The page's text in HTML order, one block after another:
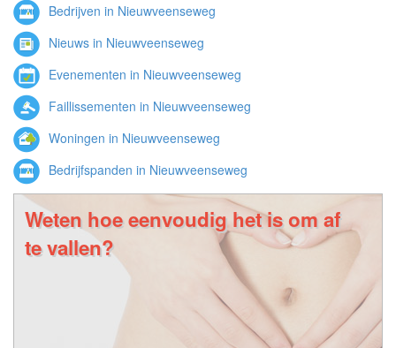
Bedrijven in Nieuwveenseweg
Nieuws in Nieuwveenseweg
Evenementen in Nieuwveenseweg
Faillissementen in Nieuwveenseweg
Woningen in Nieuwveenseweg
Bedrijfspanden in Nieuwveenseweg
Weten hoe eenvoudig het is om af
te vallen?